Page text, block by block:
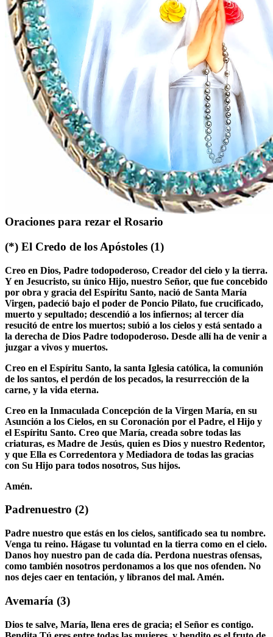
Cuentas del Rosario
Si no tienes cuentas del Rosario, puedes contarlas con los dedos.
Contar las cuentas libera tu mente y te ayuda a meditar.
Oraciones para rezar el Rosario
(*) El Credo de los Apóstoles (1)
Creo en Dios, Padre todopoderoso, Creador del cielo y la tierra.
Y en Jesucristo, su único Hijo, nuestro Señor, que fue concebido
por obra y gracia del Espíritu Santo, nació de Santa María
Virgen, padeció bajo el poder de Poncio Pilato, fue crucificado,
muerto y sepultado; descendió a los infiernos; al tercer día
resucitó de entre los muertos; subió a los cielos y está sentado a
la derecha de Dios Padre todopoderoso. Desde allí ha de venir a
juzgar a vivos y muertos.
Creo en el Espíritu Santo, la santa Iglesia católica, la comunión
de los santos, el perdón de los pecados, la resurrección de la
carne, y la vida eterna.
Creo en la Inmaculada Concepción de la Virgen María, en su
Asunción a los Cielos, en su Coronación por el Padre, el Hijo y
el Espíritu Santo. Creo que María, creada sobre todas las
criaturas, es Madre de Jesús, quien es Dios y nuestro Redentor,
y que Ella es Corredentora y Mediadora de todas las gracias
con Su Hijo para todos nosotros, Sus hijos.
Amén.
Padrenuestro (2)
Padre nuestro que estás en los cielos, santificado sea tu nombre.
Venga tu reino. Hágase tu voluntad en la tierra como en el cielo.
Danos hoy nuestro pan de cada día. Perdona nuestras ofensas,
como también nosotros perdonamos a los que nos ofenden. No
nos dejes caer en tentación, y líbranos del mal. Amén.
Avemaría (3)
Dios te salve, María, llena eres de gracia; el Señor es contigo.